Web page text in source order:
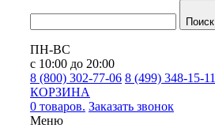
Поиск
ПН-ВС
с 10:00 до 20:00
8 (800) 302-77-06 8 (499) 348-15-11
КОРЗИНА
0 товаров. Заказать звонок
Меню